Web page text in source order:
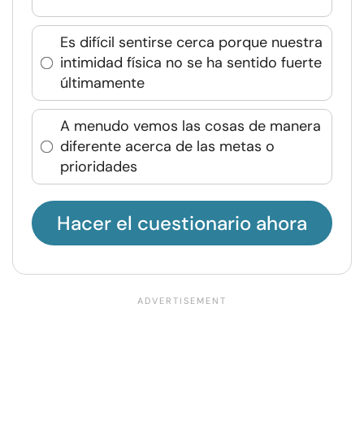
Es difícil sentirse cerca porque nuestra
intimidad física no se ha sentido fuerte
últimamente
A menudo vemos las cosas de manera
diferente acerca de las metas o
prioridades
Hacer el cuestionario ahora